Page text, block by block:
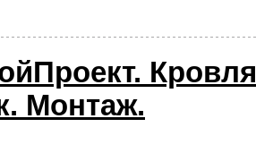
Монтаж.